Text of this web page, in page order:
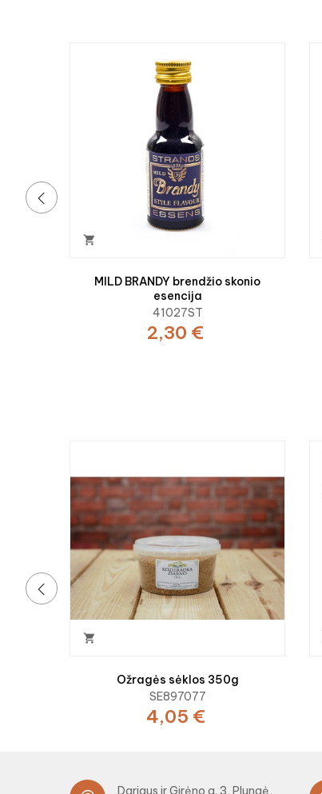

MILD BRANDY brendžio skonio
esencija
41027ST
2,30 €

Ožragės sėklos 350g
SE897077
4,05 €
Dariaus ir Girėno g. 3, Plungė,